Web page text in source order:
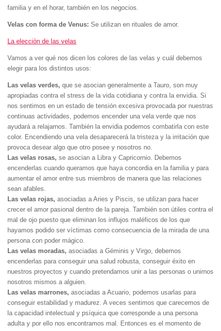
familia y en el horar, también en los negocios.
Velas con forma de Venus: Se utilizan en rituales de amor.
La elección de las velas
Vamos a ver qué nos dicen los colores de las velas y cuál debemos
elegir para los distintos usos:
Las velas verdes, que se asocian generalmente a Tauro, son muy
apropiadas contra el stress de la vida cotidiana y contra la envidia. Si
nos sentimos en un estado de tensión excesiva provocada por nuestras
continuas actividades, podemos encender una vela verde que nos
ayudará a relajarnos. También la envidia podemos combatirla con este
color. Encendiendo una vela desaparecerá la tristeza y la irritación que
provoca desear algo que otro posee y nosotros no.
Las velas rosas, se asocian a Libra y Capricornio. Debemos
encenderlas cuando queramos que haya concordia en la familia y para
aumentar el amor entre sus miembros de manera que las relaciones
sean afables.
Las velas rojas, asociadas a Aries y Piscis, se utilizan para hacer
crecer el amor pasional dentro de la pareja. También son útiles contra el
mal de ojo puesto que eliminan los influjos maléficos de los que
hayamos podido ser víctimas como consecuencia de la mirada de una
persona con poder mágico.
Las velas moradas, asociadas a Géminis y Virgo, debemos
encenderlas para conseguir una salud robusta, conseguir éxito en
nuestros proyectos y cuando pretendamos unir a las personas o unirnos
nosotros mismos a alguien.
Las velas marrones, asociadas a Acuario, podemos usarlas para
conseguir estabilidad y madurez. A veces sentimos que carecemos de
la capacidad intelectual y psíquica que corresponde a una persona
adulta y por ello nos encontramos mal. Entonces es el momento de